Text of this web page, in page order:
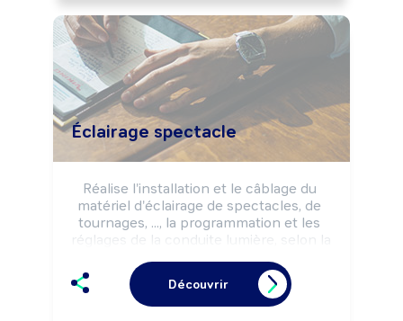
pyrotechniques.
Éclairage spectacle
Réalise l'installation et le câblage du
matériel d'éclairage de spectacles, de
tournages, ..., la programmation et les
réglages de la conduite lumière, selon la
impératifs de la production
(programmation, budgets, ...).
Effectue l'entretien et la maintenance
Découvrir